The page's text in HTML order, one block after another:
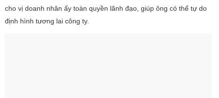
cho vị doanh nhân ấy toàn quyền lãnh đạo, giúp ông có thể tự do
định hình tương lai công ty.